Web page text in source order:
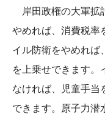
岸田政権の大軍拡
やめれば、消費税率
イル防衛をやめれば
を上乗せできます。
なければ、児童手当
できます。原子力潜